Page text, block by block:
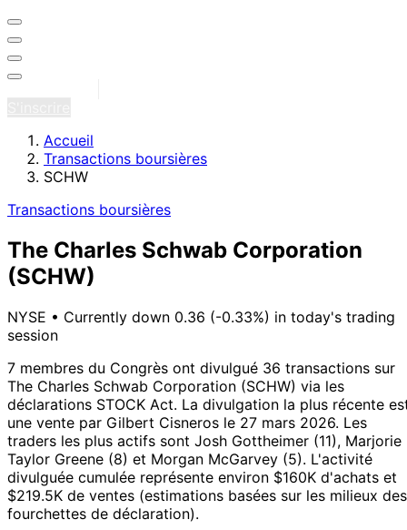
Accueil
Transactions boursières
SCHW
Transactions boursières
The Charles Schwab Corporation
(SCHW)
NYSE • Currently down 0.36 (-0.33%) in today's trading
session
7 membres du Congrès ont divulgué 36 transactions sur
The Charles Schwab Corporation (SCHW) via les
déclarations STOCK Act. La divulgation la plus récente
une vente par Gilbert Cisneros le 27 mars 2026. Les
traders les plus actifs sont Josh Gottheimer (11), Marjorie
Taylor Greene (8) et Morgan McGarvey (5). L'activité
divulguée cumulée représente environ $160K d'achats et
$219.5K de ventes (estimations basées sur les milieux des
fourchettes de déclaration).